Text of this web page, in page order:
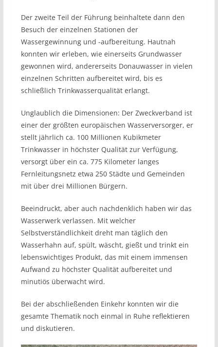
Der zweite Teil der Führung beinhaltete dann den
Besuch der einzelnen Stationen der
Wassergewinnung und -aufbereitung. Hautnah
konnten wir erleben, wie einerseits Grundwasser
gewonnen wird, andererseits Donauwasser in vielen
einzelnen Schritten aufbereitet wird, bis es
schließlich Trinkwasserqualität erlangt.
Unglaublich die Dimensionen: Der Zweckverband ist
einer der größten europäischen Wasserversorger, er
stellt jährlich ca. 100 Millionen Kubikmeter
Trinkwasser in höchster Qualität zur Verfügung,
versorgt über ein ca. 775 Kilometer langes
Fernleitungsnetz etwa 250 Städte und Gemeinden
mit über drei Millionen Bürgern.
Beeindruckt, aber auch nachdenklich haben wir das
Wasserwerk verlassen. Mit welcher
Selbstverständlichkeit dreht man täglich den
Wasserhahn auf, spült, wäscht, gießt und trinkt ein
lebenswichtiges Produkt, das mit einem immensen
Aufwand zu höchster Qualität aufbereitet und
minutiös überwacht wird.
Bei der abschließenden Einkehr konnten wir die
gesamte Thematik noch einmal in Ruhe reflektieren
und diskutieren.